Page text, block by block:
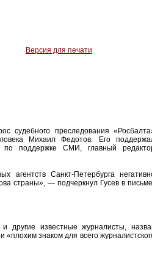
Версия для печати
судебного преследования
Михаил Федотов. Его
по поддержке СМИ, главный
агентств Санкт-Петербурга
страны», — подчеркнул Гусев в
другие известные журналисты,
знаком для всего